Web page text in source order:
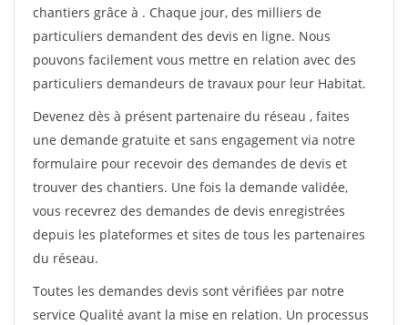
chantiers grâce à . Chaque jour, des milliers de
particuliers demandent des devis en ligne. Nous
pouvons facilement vous mettre en relation avec des
particuliers demandeurs de travaux pour leur Habitat.
Devenez dès à présent partenaire du réseau , faites
une demande gratuite et sans engagement via notre
formulaire pour recevoir des demandes de devis et
trouver des chantiers. Une fois la demande validée,
vous recevrez des demandes de devis enregistrées
depuis les plateformes et sites de tous les partenaires
du réseau.
Toutes les demandes devis sont vérifiées par notre
service Qualité avant la mise en relation. Un processus